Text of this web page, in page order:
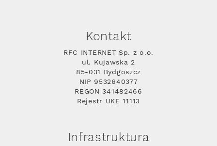
Kontakt
RFC INTERNET Sp. z o.o.
ul. Kujawska 2
85-031 Bydgoszcz
NIP 9532640377
REGON 341482466
Rejestr UKE 11113
Infrastruktura